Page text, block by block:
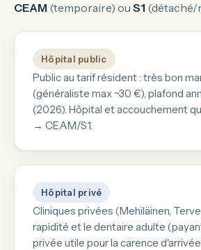
CEAM (temporaire) ou S1 (détaché/
Hôpital public
Public au tarif résident : très bon
(généraliste max ~30 €), plafond
(2026). Hôpital et accouchement
→ CEAM/S1.
Hôpital privé
Cliniques privées (Mehiläinen,
rapidité et le dentaire adulte
privée utile pour la carence